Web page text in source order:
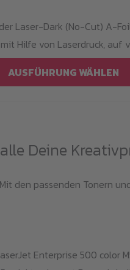
Laser-Dark (No-Cut) A-
Hilfe von Laserdruck, auf
AUSFÜHRUNG WÄHLEN
Deine
den passenden Tonern
Enterprise 500 color